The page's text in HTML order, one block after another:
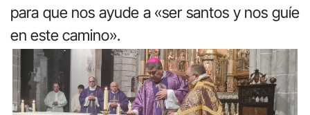
para que nos ayude a «ser santos y nos guíe
en este camino».